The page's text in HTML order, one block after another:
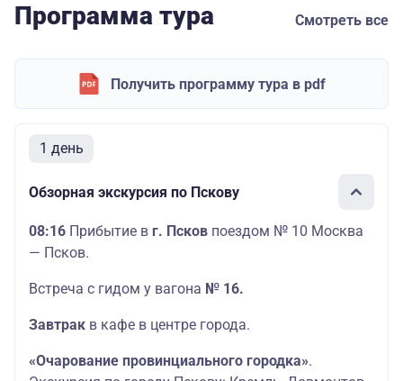
Программа тура Смотреть все
Получить программу тура в pdf
1 день
Обзорная экскурсия по Пскову
08:16 Прибытие в г. Псков поездом № 10 Москва
— Псков.
Встреча с гидом у вагона № 16.
Завтрак в кафе в центре города.
«Очарование провинциального городка».